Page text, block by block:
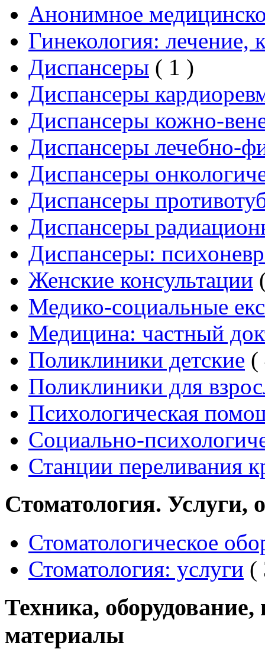
Анонимное
Гинекология: лечение,
Диспансеры ( 1 )
Диспансеры
Диспансеры кожно-
Диспансеры лечебно-
Диспансеры
Диспансеры
Диспансеры
Диспансеры:
Женские консультации
Медико-социальные
Медицина: частный
Поликлиники детские (
Поликлиники для
Психологическая
Социально-
Станции переливания
Стоматология. Услуги,
Стоматологическое
Стоматология: услуги (
Техника,
материалы